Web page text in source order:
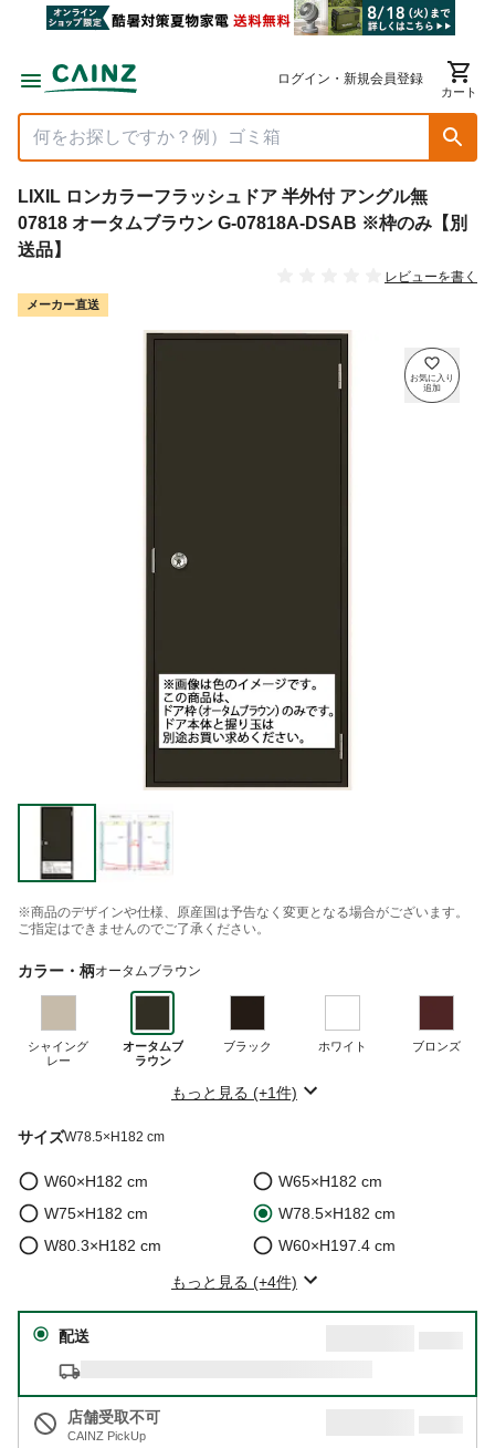
ログイン・新規会員登録
カート
LIXIL ロンカラーフラッシュドア 半外付 アングル無
07818 オータムブラウン G-07818A-DSAB ※枠のみ【別
送品】
レビューを書く
メーカー直送
※商品のデザインや仕様、原産国は予告なく変更となる場合がございます。
ご指定はできませんのでご了承ください。
カラー・柄オータムブラウン
シャイング
レー
オータムブ
ラウン
ブラック ホワイト ブロンズ
もっと見る (+1件)
サイズW78.5×H182 cm
W60×H182 cm
W65×H182 cm
W75×H182 cm
W78.5×H182 cm
W80.3×H182 cm
W60×H197.4 cm
もっと見る (+4件)
配送
店舗受取不可
CAINZ PickUp